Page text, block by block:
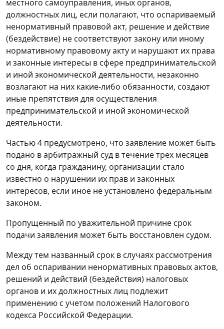
местного самоуправления, иных органов,
должностных лиц, если полагают, что оспариваемый
ненормативный правовой акт, решение и действие
(бездействие) не соответствуют закону или иному
нормативному правовому акту и нарушают их права
и законные интересы в сфере предпринимательской
и иной экономической деятельности, незаконно
возлагают на них какие-либо обязанности, создают
иные препятствия для осуществления
предпринимательской и иной экономической
деятельности.
Частью 4 предусмотрено, что заявление может быть
подано в арбитражный суд в течение трех месяцев
со дня, когда гражданину, организации стало
известно о нарушении их прав и законных
интересов, если иное не установлено федеральным
законом.
Пропущенный по уважительной причине срок
подачи заявления может быть восстановлен судом.
Между тем названный срок в случаях рассмотрения
дел об оспаривании ненормативных правовых актов,
решений и действий (бездействия) налоговых
органов и их должностных лиц подлежит
применению с учетом положений Налогового
кодекса Российской Федерации.